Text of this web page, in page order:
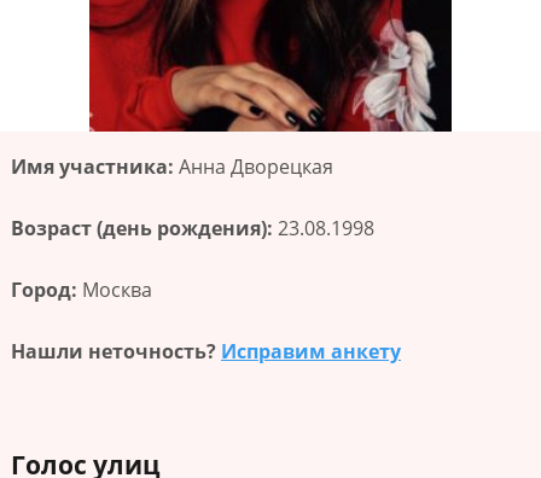
Имя участника: Анна Дворецкая
Возраст (день рождения): 23.08.1998
Город: Москва
Нашли неточность? Исправим анкету
Голос улиц